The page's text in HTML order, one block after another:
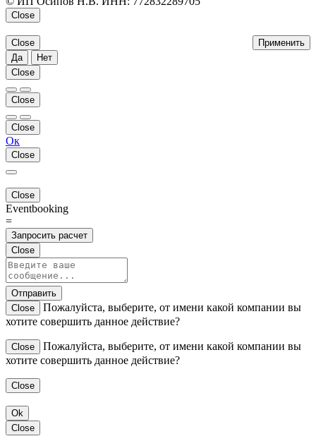
Close
Применить
Close
Да
Нет
Close
Close
Close
Ок
Close
Close
Eventbooking
=
Запросить расчет
Close
Отправить
Close
Пожалуйста, выберите, от имени какой компании вы
хотите совершить данное действие?
Close
Пожалуйста, выберите, от имени какой компании вы
хотите совершить данное действие?
Close
Ok
Close